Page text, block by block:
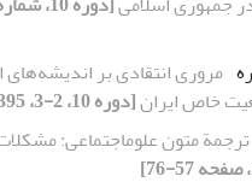
مروری انتقادی بر
خاص ایران[دوره 10، 2-3، 1395، صفحه 36-56]
ترجمة متون علوماجتماعی: